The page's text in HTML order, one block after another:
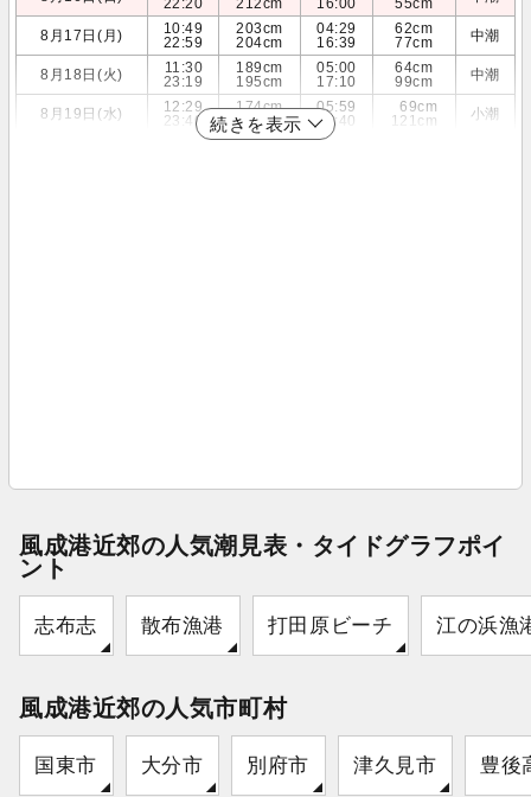
8月17日(月)
10:49
22:59
203cm
204cm
04:29
16:39
62cm
77cm
中潮
8月18日(火)
11:30
23:19
189cm
195cm
05:00
17:10
64cm
99cm
中潮
8月19日(水)
12:29
23:40
174cm
186cm
05:59
17:40
69cm
121cm
小潮
続きを表示
風成港近郊の人気潮見表・タイドグラフポイ
ント
志布志 散布漁港 打田原ビーチ 江の浜漁
風成港近郊の人気市町村
国東市 大分市 別府市 津久見市 豊後